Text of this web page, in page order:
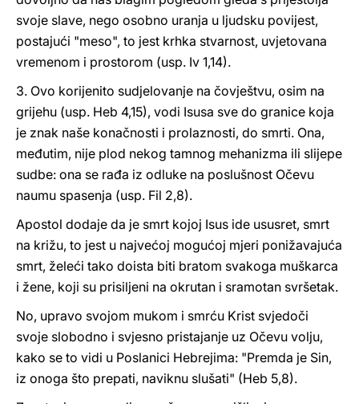
svoje slave, nego osobno uranja u ljudsku povijest,
postajući "meso", to jest krhka stvarnost, uvjetovana
vremenom i prostorom (usp. Iv 1,14).
3. Ovo korijenito sudjelovanje na čovještvu, osim na
grijehu (usp. Heb 4,15), vodi Isusa sve do granice koja
je znak naše konačnosti i prolaznosti, do smrti. Ona,
međutim, nije plod nekog tamnog mehanizma ili slijepe
sudbe: ona se rađa iz odluke na poslušnost Očevu
naumu spasenja (usp. Fil 2,8).
Apostol dodaje da je smrt kojoj Isus ide ususret, smrt
na križu, to jest u najvećoj mogućoj mjeri ponižavajuća
smrt, želeći tako doista biti bratom svakoga muškarca
i žene, koji su prisiljeni na okrutan i sramotan svršetak.
No, upravo svojom mukom i smrću Krist svjedoči
svoje slobodno i svjesno pristajanje uz Očevu volju,
kako se to vidi u Poslanici Hebrejima: "Premda je Sin,
iz onoga što prepati, naviknu slušati" (Heb 5,8).